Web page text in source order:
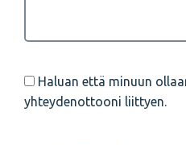
Haluan että minuun
yhteydenottooni liittyen.